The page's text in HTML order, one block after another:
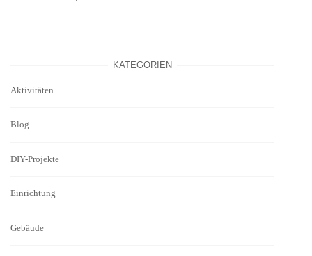
KATEGORIEN
Aktivitäten
Blog
DIY-Projekte
Einrichtung
Gebäude